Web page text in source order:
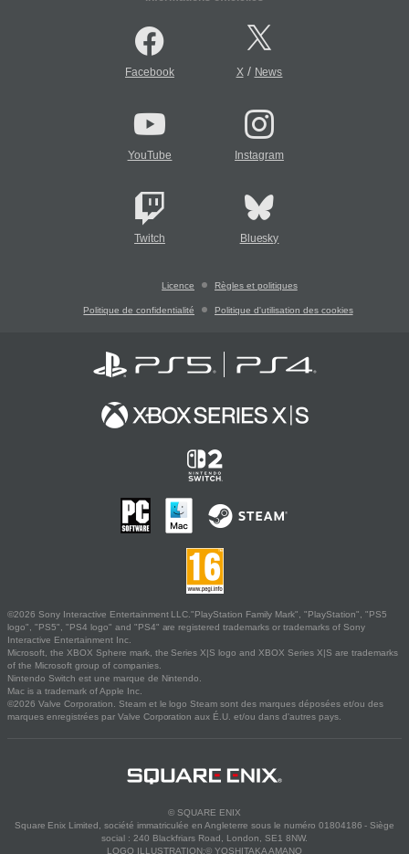
Facebook X/ News
YouTube Instagram
Twitch Bluesky
Licence Règles et politiques
Politique de confidentialité Politique d'utilisation des cookies
©2026 Sony Interactive Entertainment LLC."PlayStation Family Mark", "PlayStation", "PS5
logo", "PS5", "PS4 logo" and "PS4" are registered trademarks or trademarks of Sony
Interactive Entertainment Inc.
Microsoft, the XBOX Sphere mark, the Series X|S logo and XBOX Series X|S are trademarks
of the Microsoft group of companies.
Nintendo Switch est une marque de Nintendo.
Mac is a trademark of Apple Inc.
©2026 Valve Corporation. Steam et le logo Steam sont des marques déposées et/ou des
marques enregistrées par Valve Corporation aux É.U. et/ou dans d'autres pays.
© SQUARE ENIX
Square Enix Limited, société immatriculée en Angleterre sous le numéro 01804186 - Siège
social : 240 Blackfriars Road, London, SE1 8NW.
LOGO ILLUSTRATION:© YOSHITAKA AMANO